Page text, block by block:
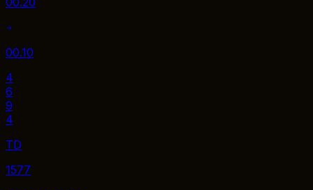
00.10
4
6
9
4
TD
1577